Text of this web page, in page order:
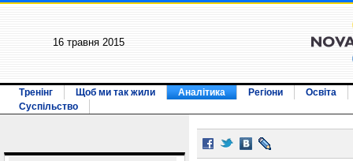
16 травня 2015
Тренінг Щоб ми так жили Аналітика Регіони
Освіта
Суспільство